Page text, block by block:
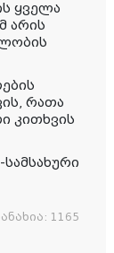
ყველა
არის
რათა
კითხვის
1165